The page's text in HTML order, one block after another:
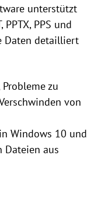
unterstützt
PPS und
Daten detailliert
zu
von
in Windows 10 und
Dateien aus